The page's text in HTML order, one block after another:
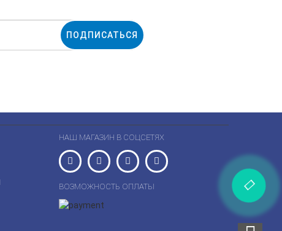
ПОДПИСАТЬСЯ
НАШ МАГАЗИН В СОЦСЕТЯХ
ВОЗМОЖНОСТЬ ОПЛАТЫ